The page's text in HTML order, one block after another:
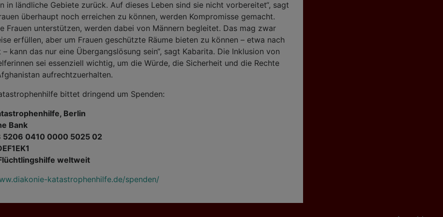
in ländliche Gebiete zurück. Auf dieses Leben sind sie nicht vorbereitet“, sagt
überhaupt noch erreichen zu können, werden Kompromisse gemacht.
Frauen unterstützen, werden dabei von Männern begleitet. Das mag zwar
erfüllen, aber um Frauen geschützte Räume bieten zu können – etwa nach
kann das nur eine Übergangslösung sein“, sagt Kabarita. Die Inklusion von
sei essenziell wichtig, um die Würde, die Sicherheit und die Rechte
aufrechtzuerhalten.
bittet dringend um Spenden:
Berlin
Bank
5206 0410 0000 5025 02
weltweit
katastrophenhilfe.de/spenden/